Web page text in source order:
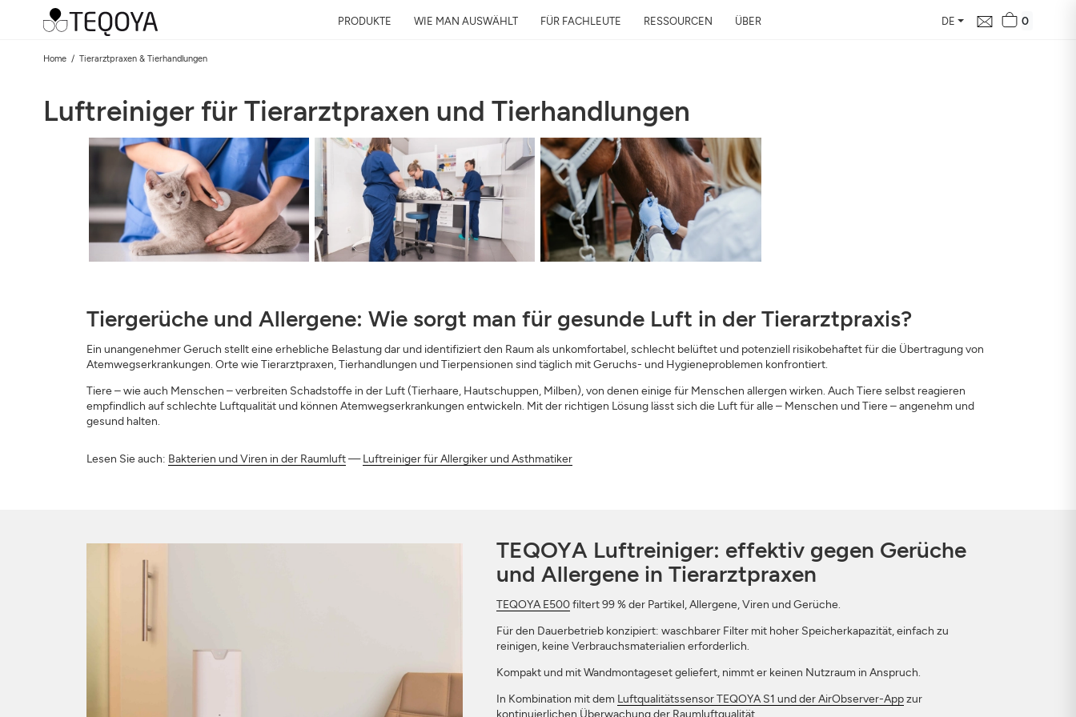
PRODUKTE WIE MAN AUSWÄHLT FÜR FACHLEUTE RESSOURCEN ÜBER DE 0
Home Tierarztpraxen & Tierhandlungen
Luftreiniger für Tierarztpraxen und Tierhandlungen
Tiergerüche und Allergene: Wie sorgt man für gesunde Luft in der Tierarztpraxis?
Ein unangenehmer Geruch stellt eine erhebliche Belastung dar und identifiziert den Raum als unkomfortabel, schlecht belüftet und potenziell risikobehaftet für die Übertragung von
Atemwegserkrankungen. Orte wie Tierarztpraxen, Tierhandlungen und Tierpensionen sind täglich mit Geruchs- und Hygieneproblemen konfrontiert.
Tiere – wie auch Menschen – verbreiten Schadstoffe in der Luft (Tierhaare, Hautschuppen, Milben), von denen einige für Menschen allergen wirken. Auch Tiere selbst reagieren
empfindlich auf schlechte Luftqualität und können Atemwegserkrankungen entwickeln. Mit der richtigen Lösung lässt sich die Luft für alle – Menschen und Tiere – angenehm und
gesund halten.
Lesen Sie auch: Bakterien und Viren in der Raumluft—Luftreiniger für Allergiker und Asthmatiker
TEQOYA Luftreiniger: effektiv gegen Gerüche
und Allergene in Tierarztpraxen
TEQOYA E500filtert 99 % der Partikel, Allergene, Viren und Gerüche.
Für den Dauerbetrieb konzipiert: waschbarer Filter mit hoher Speicherkapazität, einfach zu
reinigen, keine Verbrauchsmaterialien erforderlich.
Kompakt und mit Wandmontageset geliefert, nimmt er keinen Nutzraum in Anspruch.
In Kombination mit dem Luftqualitätssensor TEQOYA S1 und der AirObserver-Appzur
kontinuierlichen Überwachung der Raumluftqualität.
Kostenlose Luftanalyse in Ihrer Nähe
in 24h
Luftqualität rund ums Zuhause und ihre Auswirkung auf
Ihre Gesundheit
E-Mail
ANMELDEN SCHLIESSEN